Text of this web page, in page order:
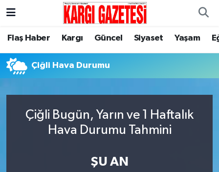
Flaş Haber Kargı Güncel Siyaset Yaşam
Çiğli Hava Durumu
Çiğli Bugün, Yarın ve 1 Haftalık
Hava Durumu Tahmini
ŞU AN
Flaş Haber
Kargı
Siyaset
Yaşam
Nöbetçi Eczaneler
Hava Durumu
Trafik Durumu
Süper Lig Puan Durumu ve Fikstür